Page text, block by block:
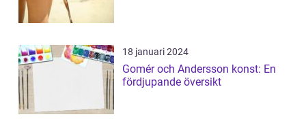
18 januari 2024
Gomér och Andersson konst: En
fördjupande översikt